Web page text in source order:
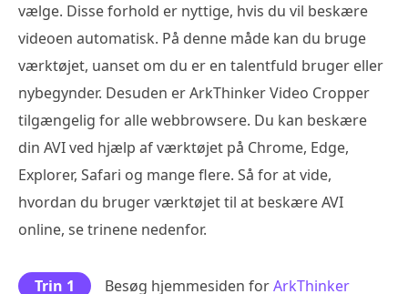
vælge. Disse forhold er nyttige, hvis du vil beskære
videoen automatisk. På denne måde kan du bruge
værktøjet, uanset om du er en talentfuld bruger eller
nybegynder. Desuden er ArkThinker Video Cropper
tilgængelig for alle webbrowsere. Du kan beskære
din AVI ved hjælp af værktøjet på Chrome, Edge,
Explorer, Safari og mange flere. Så for at vide,
hvordan du bruger værktøjet til at beskære AVI
online, se trinene nedenfor.
Trin 1 Besøg hjemmesiden forArkThinker